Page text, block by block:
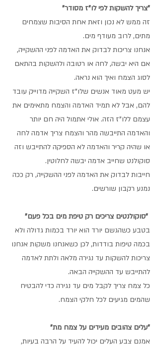
"צריך להשקות לפי לו"ז מסודר"
זה ממש לא נכון וזאת אחת הסיבות שצמחים
מתים, לרוב מעודף מים.
אנחנו צריכות לבדוק את האדמה לפני ההשקייה,
אם היא יבשה, לחה או רטובה ולהשקות בהתאם
לסוג הצמח ואיך הוא נראה.
יש מעט מאוד אנשים שלו"ז השקייה מדוייק עובד
להם, אבל לא תמיד האדמה והצמח מתאימים את
עצמם ללו"ז הזה. אולי אתמול היה חם יותר
והאדמה התייבשה מהר והצמח צריך אדמה לחה
או שהיה קריר והאדמה לא הספיקה להתייבש וזה
סוקולנט שחייב אדמה יבשה לחלוטין.
חייבות לבדוק את האדמה לפני ההשקייה, רק ככה
נמנע רקבון שורשים.
בטבע כשהגשם יורד הוא יורד בכמות גדולה ולא
בכמה טיפות בודדות, לכן כשאנחנו משקות אנחנו
צריכות להשקות עד נגירה מלאה ולתת לאדמה
להתייבש עד ההשקייה הבאה.
כל צמח צריך לקבל מים עד נגירה כדי להבטיח
שהמים מגיעים לכל חלקי הצמח.
"עלים צהובים מעידים על צמח מת"
אמנם צבע העלים יכול להעיד על הרבה בעיות,